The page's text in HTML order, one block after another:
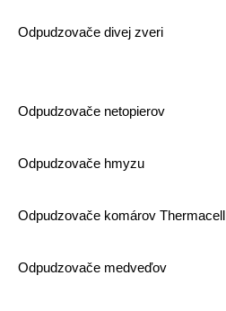
Odpudzovače divej zveri
Odpudzovače netopierov
Odpudzovače hmyzu
Odpudzovače komárov Thermacell
Odpudzovače medveďov